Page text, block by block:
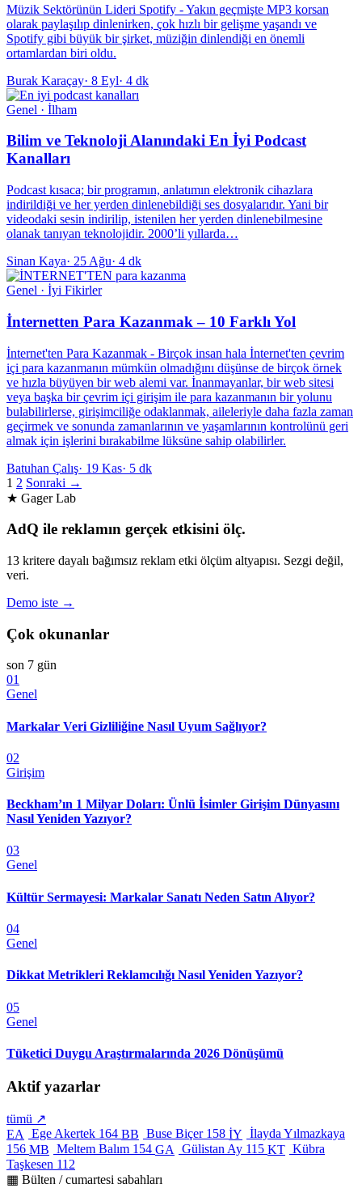
Müzik Sektörünün Lideri Spotify - Yakın geçmişte MP3 korsan
olarak paylaşılıp dinlenirken, çok hızlı bir gelişme yaşandı ve
Spotify gibi büyük bir şirket, müziğin dinlendiği en önemli
ortamlardan biri oldu.
Burak Karaçay· 8 Eyl· 4 dk
Genel · İlham
Bilim ve Teknoloji Alanındaki En İyi Podcast
Kanalları
Podcast kısaca; bir programın, anlatımın elektronik cihazlara
indirildiği ve her yerden dinlenebildiği ses dosyalarıdır. Yani bir
videodaki sesin indirilip, istenilen her yerden dinlenebilmesine
olanak tanıyan teknolojidir. 2000’li yıllarda…
Sinan Kaya· 25 Ağu· 4 dk
Genel · İyi Fikirler
İnternetten Para Kazanmak – 10 Farklı Yol
İnternet'ten Para Kazanmak - Birçok insan hala İnternet'ten çevrim
içi para kazanmanın mümkün olmadığını düşünse de birçok örnek
ve hızla büyüyen bir web alemi var. İnanmayanlar, bir web sitesi
veya başka bir çevrim içi girişim ile para kazanmanın bir yolunu
bulabilirlerse, girişimciliğe odaklanmak, aileleriyle daha fazla zaman
geçirmek ve sonunda zamanlarının ve yaşamlarının kontrolünü geri
almak için işlerini bırakabilme lüksüne sahip olabilirler.
Batuhan Çalış· 19 Kas· 5 dk
1 2 Sonraki →
★ Gager Lab
AdQ ile reklamın gerçek etkisini ölç.
13 kritere dayalı bağımsız reklam etki ölçüm altyapısı. Sezgi değil,
veri.
Demo iste →
Çok okunanlar
son 7 gün
01
Genel
Markalar Veri Gizliliğine Nasıl Uyum Sağlıyor?
02
Girişim
Beckham’ın 1 Milyar Doları: Ünlü İsimler Girişim Dünyasını
Nasıl Yeniden Yazıyor?
03
Genel
Kültür Sermayesi: Markalar Sanatı Neden Satın Alıyor?
04
Genel
Dikkat Metrikleri Reklamcılığı Nasıl Yeniden Yazıyor?
05
Genel
Tüketici Duygu Araştırmalarında 2026 Dönüşümü
Aktif yazarlar
tümü ↗
EA
Ege Akertek 164 BB Buse Biçer 158 İY İlayda Yılmazkaya
156 MB Meltem Balım 154 GA Gülistan Ay 115 KT Kübra
Taşkesen 112
▦ Bülten / cumartesi sabahları